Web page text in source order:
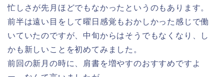
忙しさが先月ほどでもなかったというのもあります。
前半は遠い目をして曜日感覚もおかしかった感じで働
いていたのですが、中旬からはそうでもなくなり、し
かも新しいことを初めてみました。
前回の新月の時に、肩書を増やすのおすすめですよ